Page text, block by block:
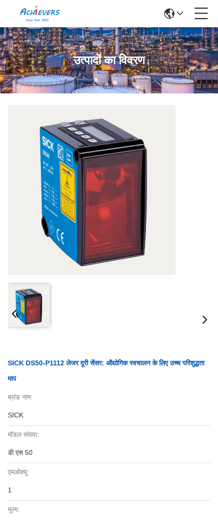
उत्पादों का विवरण
SICK DS50-P1112 लेजर दूरी सेंसर: औद्योगिक स्वचालन के लिए उच्च परिशुद्धता
माप
ब्रांड नाम:
SICK
मॉडल संख्या:
डी एस 50
एमओक्यू:
1
मूल्य: